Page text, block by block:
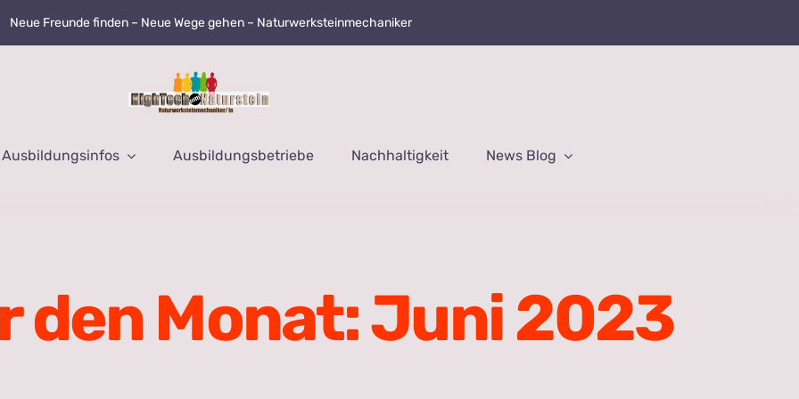
Neue Freunde finden – Neue Wege gehen – Naturwerksteinmechaniker
Ausbildungsinfos Ausbildungsbetriebe Nachhaltigkeit News Blog
den Monat:Juni 2023